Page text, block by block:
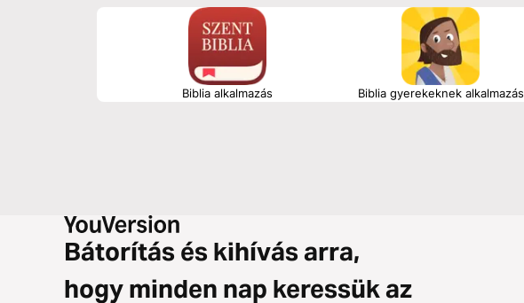
Biblia alkalmazás Biblia gyerekeknek alkalmazás
Bátorítás és kihívás arra,
hogy minden nap keressük az